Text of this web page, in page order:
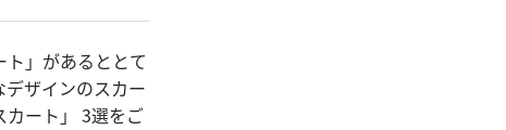
」があるととて
ザインのスカー
カート」 3選をご